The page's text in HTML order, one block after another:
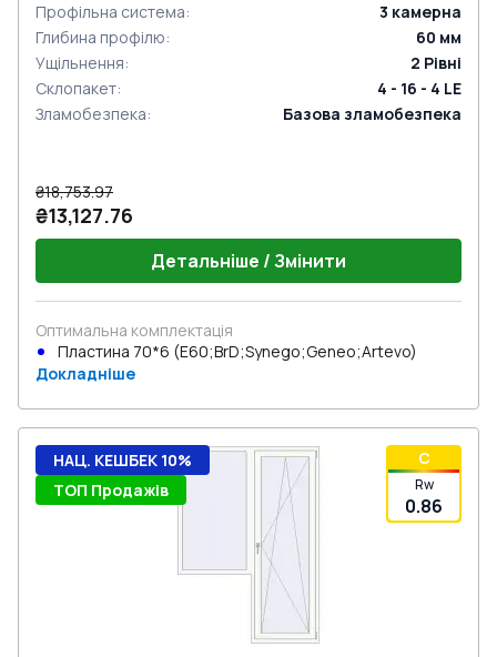
Профільна система: 3 камерна
Глибина профілю: 60 мм
Ущільнення: 2 Рівні
Склопакет:
4 - 16 - 4 LE
Зламобезпека: Базова зламобезпека
₴18,753.97
₴13,127.76
Детальніше / Змінити
Оптимальна комплектація
Пластина 70*6 (E60;BrD;Synego;Geneo;Artevo)
Докладніше
C
Rw
0.86
НАЦ. КЕШБЕК 10%
ТОП Продажів